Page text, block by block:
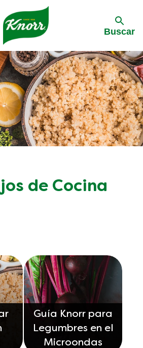
Buscar
de Cocina
Guía Knorr para
Legumbres en el
Microondas